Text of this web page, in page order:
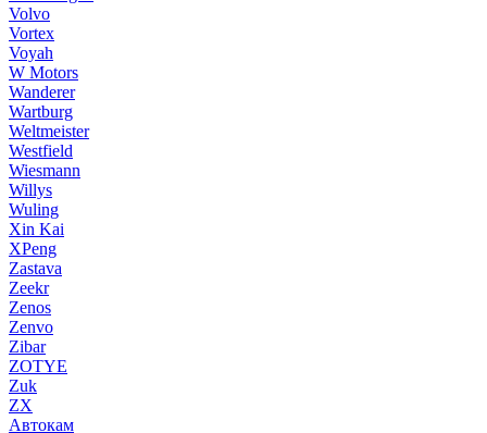
Volvo
Vortex
Voyah
W Motors
Wanderer
Wartburg
Weltmeister
Westfield
Wiesmann
Willys
Wuling
Xin Kai
XPeng
Zastava
Zeekr
Zenos
Zenvo
Zibar
ZOTYE
Zuk
ZX
Автокам